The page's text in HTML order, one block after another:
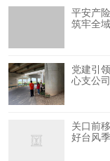
平安产
筑牢全
党建引
心支公
关口前
好台风